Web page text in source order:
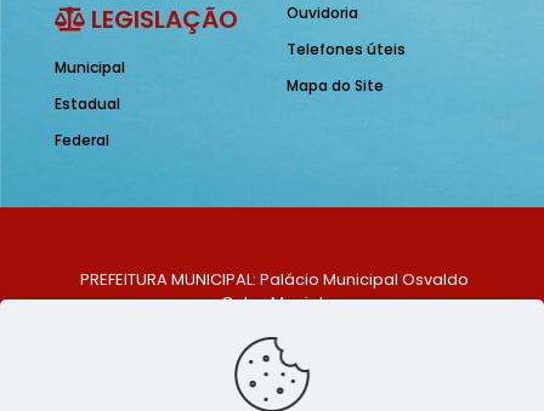
LEGISLAÇÃO
Municipal
Estadual
Federal
Ouvidoria
Telefones úteis
Mapa do Site
PREFEITURA MUNICIPAL: Palácio Municipal Osvaldo
Celso Maciel
Centro, São Bento do Una - PE. CEP: 553370-128
TELEFONE: (81) 99548-1569
E-MAIL: ouvidoria@saobentodouna.pe.gov.br